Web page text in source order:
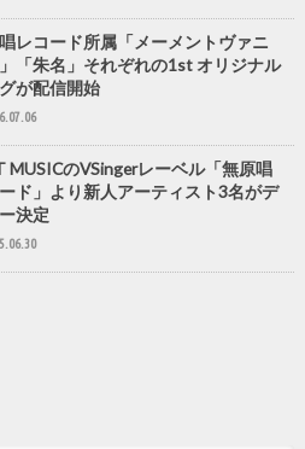
レコード所属「メーメントヴァニ
「朱名」それぞれの1st オリジナル
が配信開始
MUSICのVSingerレーベル「無原唱
ド」より新人アーティスト3名がデ
決定